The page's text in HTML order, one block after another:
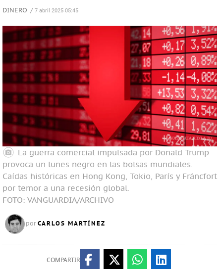
DINERO / 7 abril 2025 05:45
La guerra comercial impulsada por Donald Trump
provoca un lunes negro en las bolsas mundiales.
Caídas históricas en Hong Kong, Tokio, París y Fráncfort
por temor a una recesión global.
FOTO: VANGUARDIA/ARCHIVO
por CARLOS MARTÍNEZ
COMPARTIR